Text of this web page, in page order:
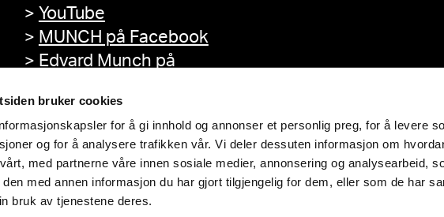
bruker cookies
for å gi innhold og annonser et personlig preg, for å levere
og for å analysere trafikken vår. Vi deler dessuten informasjon om
med partnerne våre innen sosiale medier, annonsering og analysearbeid,
den med annen informasjon du har gjort tilgjengelig for dem, eller som de har
bruk av tjenestene deres.
> YouTube
> MUNCH på Facebook
> Edvard Munch på